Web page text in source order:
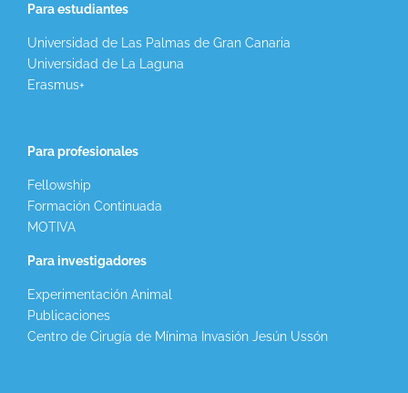
Para estudiantes
Universidad de Las Palmas de Gran Canaria
Universidad de La Laguna
Erasmus+
Para profesionales
Fellowship
Formación Continuada
MOTIVA
Para investigadores
Experimentación Animal
Publicaciones
Centro de Cirugía de Mínima Invasión Jesún Ussón